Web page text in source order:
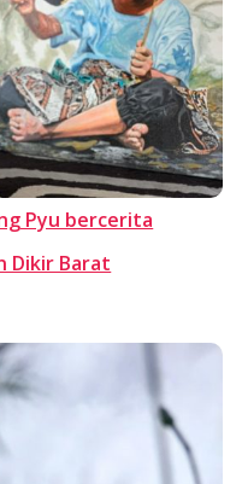
Pyu bercerita
Dikir Barat